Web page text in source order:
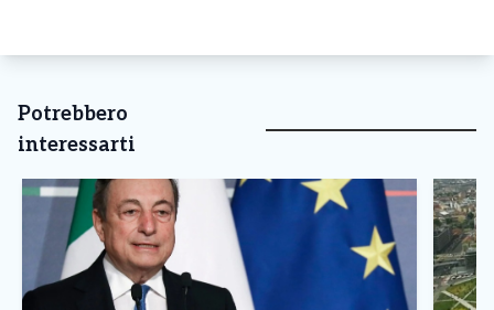
Potrebbero
interessarti